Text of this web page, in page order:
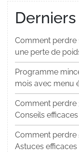
Comment perdre
une perte de
Programme
mois avec menu
Comment perdre
Conseils
Comment perdre
Astuces